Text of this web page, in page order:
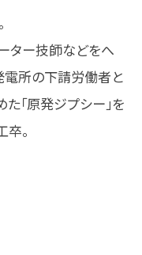
ター技師などをへ
電所の下請労働者と
「原発ジプシー」を
。